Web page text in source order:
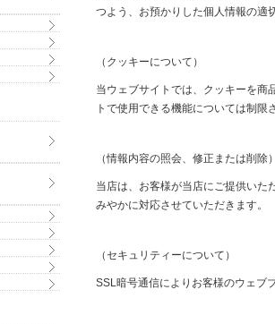
つよう、お預かりした個人情報の適
（クッキーについて）
当ウェブサイトでは、クッキーを商
トで使用できる機能については制限
（情報内容の照会、修正または削除）
当店は、お客様が当店にご提供いた
みやかに対応させていただきます。
（セキュリティーについて）
SSL暗号通信によりお客様のウェブ